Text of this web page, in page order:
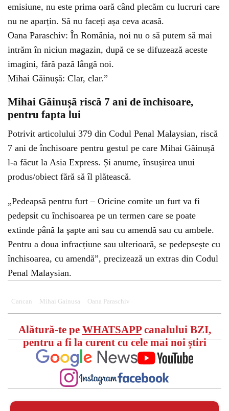
emisiune, nu este prima oară când plecăm cu lucruri care
nu ne aparțin. Să nu faceți așa ceva acasă.
Oana Paraschiv: În România, noi nu o să putem să mai
intrăm în niciun magazin, după ce se difuzează aceste
imagini, fără pază lângă noi.
Mihai Găinușă: Clar, clar.”
Mihai Găinușă riscă 7 ani de închisoare,
pentru fapta lui
Potrivit articolului 379 din Codul Penal Malaysian, riscă
7 ani de închisoare pentru gestul pe care Mihai Găinușă
l-a făcut la Asia Express. Și anume, însușirea unui
produs/obiect fără să îl plătească.
„Pedeapsă pentru furt – Oricine comite un furt va fi
pedepsit cu închisoarea pe un termen care se poate
extinde până la şapte ani sau cu amendă sau cu ambele.
Pentru a doua infracțiune sau ulterioară, se pedepsește cu
închisoarea, cu amendă”, precizează un extras din Codul
Penal Malaysian.
Cancan Mihai Gainusa Oana Paraschiv
Alătură-te pe WHATSAPPcanalului BZI,
pentru a fi la curent cu cele mai noi știri